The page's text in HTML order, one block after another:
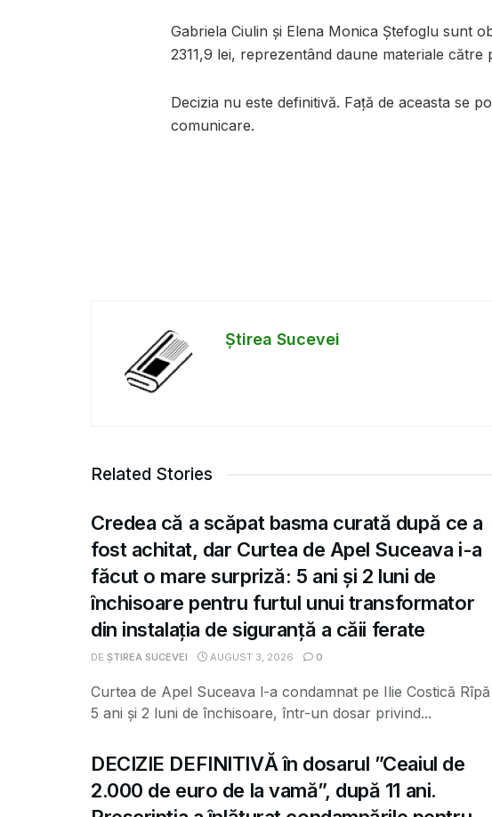
Gabriela Ciulin și Elena Monica Ștefoglu sunt
2311,9 lei, reprezentând daune materiale către
Decizia nu este definitivă. Față de aceasta se
comunicare.
Știrea Sucevei
Related Stories
Credea că a scăpat basma curată după ce a
fost achitat, dar Curtea de Apel Suceava i-a
făcut o mare surpriză: 5 ani și 2 luni de
închisoare pentru furtul unui transformator
din instalația de siguranță a căii ferate
DE ȘTIREA SUCEVEI AUGUST 3, 2026 0
Curtea de Apel Suceava l-a condamnat pe Ilie Costică Rîpă
5 ani și 2 luni de închisoare, într-un dosar privind...
DECIZIE DEFINITIVĂ în dosarul ”Ceaiul de
2.000 de euro de la vamă”, după 11 ani.